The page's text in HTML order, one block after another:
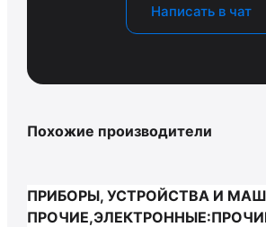
Написать в чат
Похожие производители
ПРИБОРЫ, УСТРОЙСТВА И
ПРОЧИЕ,ЭЛЕКТРОННЫЕ:ПРОЧИЕ